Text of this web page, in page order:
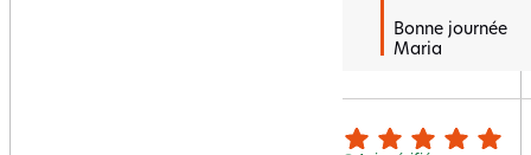
Bonne journée
Maria